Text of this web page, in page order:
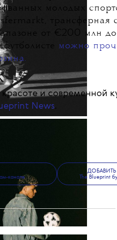
молодых
трансферная
от €200 млн
можно
и современной
News
канале
The Blueprint